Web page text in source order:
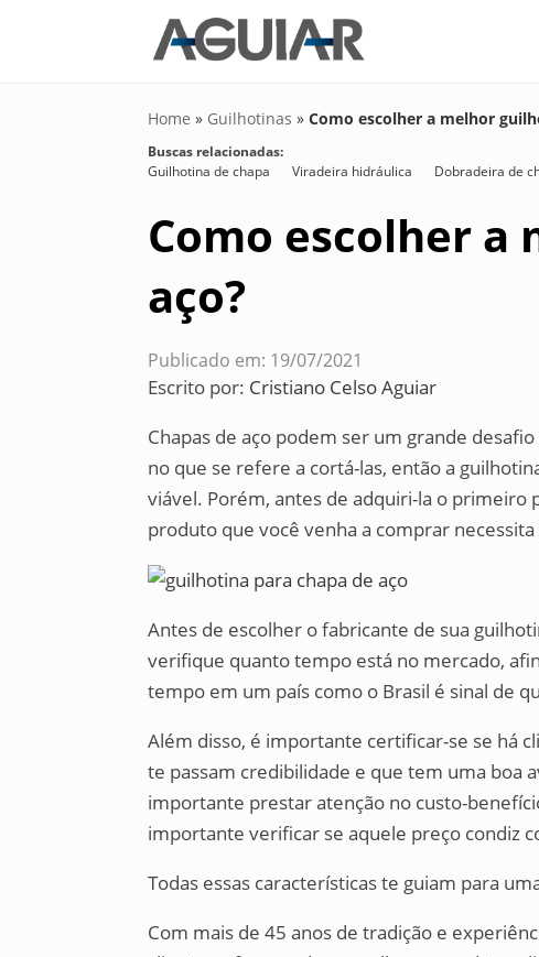
Home » Guilhotinas »Como escolher a melhor
Buscas relacionadas:
Guilhotina de chapa
Viradeira hidráulica Dobradeira de
Como escolher
aço?
Publicado em: 19/07/2021
Escrito por: Cristiano Celso Aguiar
Chapas de aço podem ser um grande
no que se refere a cortá-las, então a
viável. Porém, antes de adquiri-la o primeiro
produto que você venha a comprar
Antes de escolher o fabricante de sua
verifique quanto tempo está no mercado,
tempo em um país como o Brasil é sinal de
Além disso, é importante certificar-se se há
te passam credibilidade e que tem uma boa
importante prestar atenção no custo-
importante verificar se aquele preço condiz
Todas essas características te guiam para
Com mais de 45 anos de tradição e